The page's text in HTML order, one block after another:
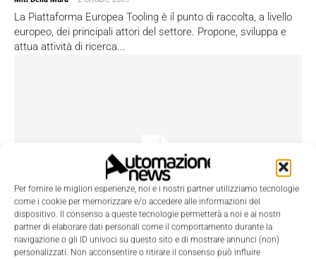
Per fornire le migliori esperienze, noi e i nostri partner utilizziamo tecnologie
come i cookie per memorizzare e/o accedere alle informazioni del
dispositivo. Il consenso a queste tecnologie permetterà a noi e ai nostri
partner di elaborare dati personali come il comportamento durante la
navigazione o gli ID univoci su questo sito e di mostrare annunci (non)
personalizzati. Non acconsentire o ritirare il consenso può influire
La Piattaforma Europea Tooling è il punto di raccolta, a livello
europeo, dei principali attori del settore. Propone, sviluppa e
attua attività di ricerca...